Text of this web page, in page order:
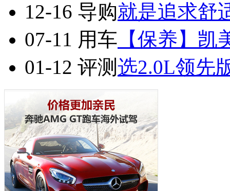
12-16 导购就是追求舒
07-11 用车 【保养】
01-12 评测 选2.0L领先